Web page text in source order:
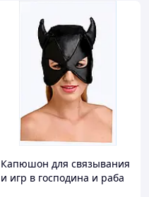
Капюшон для связывания
и игр в господина и раба